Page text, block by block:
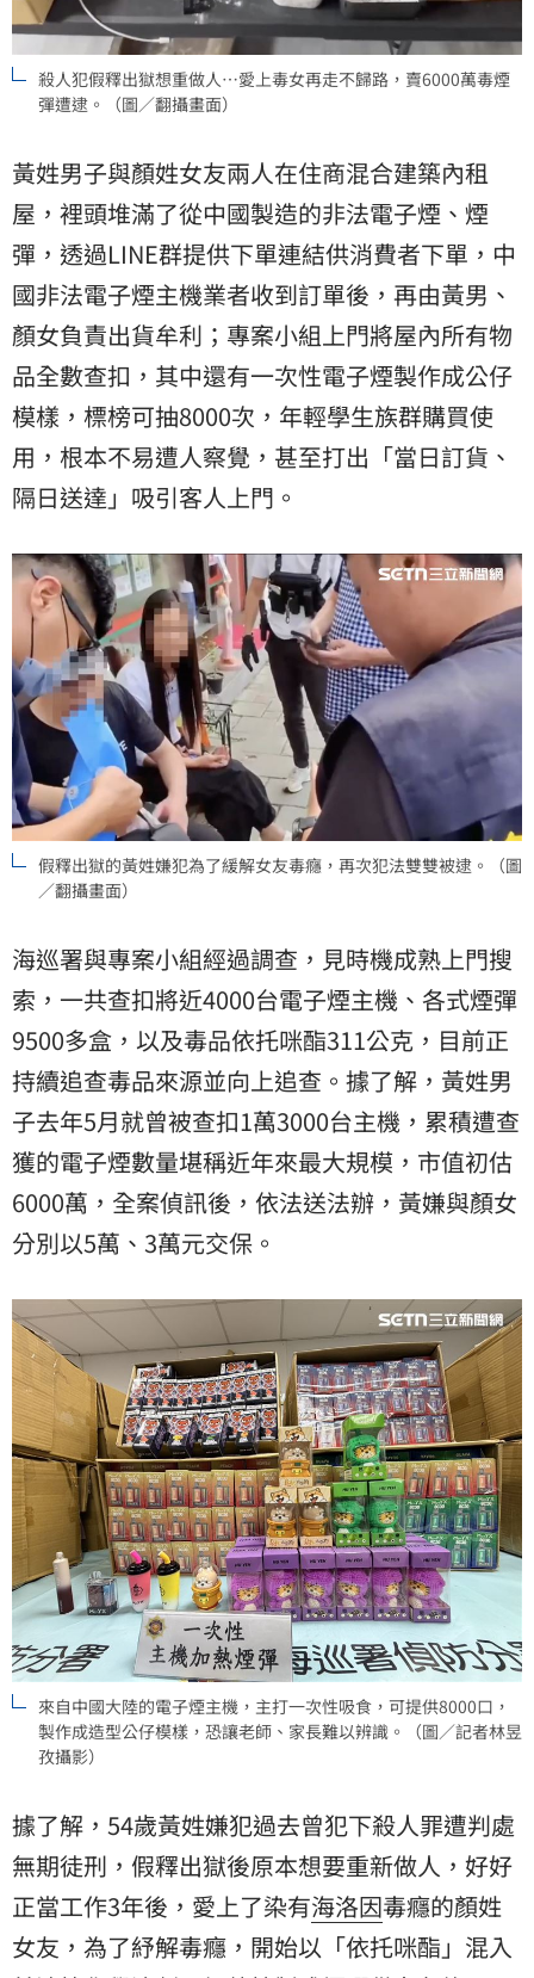
殺人犯假釋出獄想重做人⋯愛上毒女再走不歸路，賣6000萬毒煙
彈遭逮。（圖／翻攝畫面）
黃姓男子與顏姓女友兩人在住商混合建築內租
屋，裡頭堆滿了從中國製造的非法電子煙、煙
彈，透過LINE群提供下單連結供消費者下單，中
國非法電子煙主機業者收到訂單後，再由黃男、
顏女負責出貨牟利；專案小組上門將屋內所有物
品全數查扣，其中還有一次性電子煙製作成公仔
模樣，標榜可抽8000次，年輕學生族群購買使
用，根本不易遭人察覺，甚至打出「當日訂貨、
隔日送達」吸引客人上門。
假釋出獄的黃姓嫌犯為了緩解女友毒癮，再次犯法雙雙被逮。（圖
／翻攝畫面）
海巡署與專案小組經過調查，見時機成熟上門搜
索，一共查扣將近4000台電子煙主機、各式煙彈
9500多盒，以及毒品依托咪酯311公克，目前正
持續追查毒品來源並向上追查。據了解，黃姓男
子去年5月就曾被查扣1萬3000台主機，累積遭查
獲的電子煙數量堪稱近年來最大規模，市值初估
6000萬，全案偵訊後，依法送法辦，黃嫌與顏女
分別以5萬、3萬元交保。
來自中國大陸的電子煙主機，主打一次性吸食，可提供8000口，
製作成造型公仔模樣，恐讓老師、家長難以辨識。（圖／記者林昱
孜攝影）
據了解，54歲黃姓嫌犯過去曾犯下殺人罪遭判處
無期徒刑，假釋出獄後原本想要重新做人，好好
正當工作3年後，愛上了染有海洛因毒癮的顏姓
女友，為了紓解毒癮，開始以「依托咪酯」混入